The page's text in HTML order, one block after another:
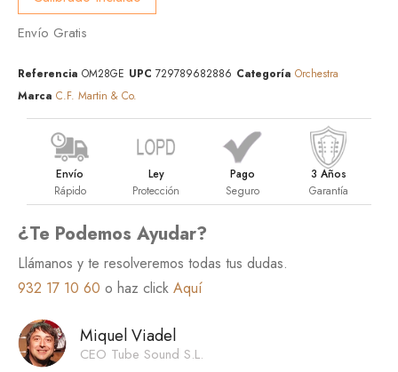
Envío Gratis
Referencia OM28GE UPC 729789682886 Categoría Orchestra
Marca C.F. Martin & Co.
Envío
Rápido
Ley
Protección
Pago
Seguro
3 Años
Garantía
¿Te Podemos Ayudar?
Llámanos y te resolveremos todas tus dudas.
932 17 10 60 o haz click Aquí
Miquel Viadel
CEO Tube Sound S.L.